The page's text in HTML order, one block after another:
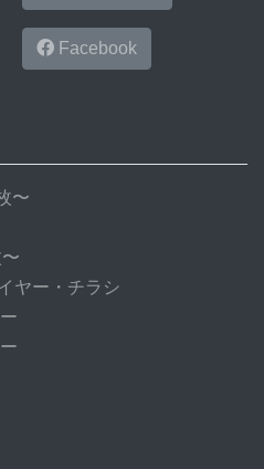
Facebook
〜
ヤー・チラシ